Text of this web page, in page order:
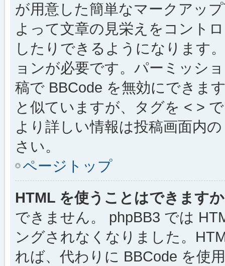
が用意した簡単なマークアッ
よって文章の見栄えをコント
したりできるようになります
ョンが必要です。パーミッシ
稿で BBCode を無効にできま
と似ていますが、タグを < >
より詳しい情報は投稿画面内
さい。
ページトップ
HTML を使うことはできます
できません。 phpBB3 では
ングされなくなりました。
れば、代わりに BBCode を使